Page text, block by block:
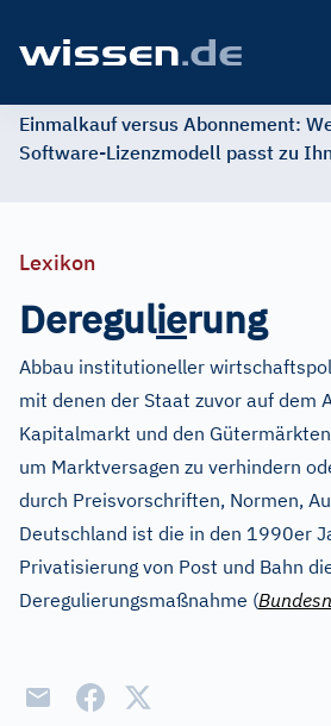
Einmalkauf versus Abonnement:
Software-Lizenzmodell passt zu
Lexikon
Deregulierung
Abbau institutioneller
mit denen der Staat zuvor auf dem
Kapitalmarkt und den
um Marktversagen zu verhindern
durch Preisvorschriften, Normen,
Deutschland ist die in den 1990er
Privatisierung von Post und Bahn
Deregulierungsmaßnahme (